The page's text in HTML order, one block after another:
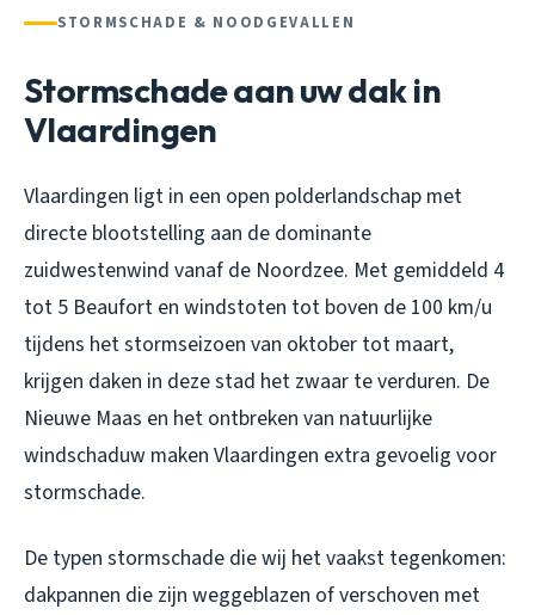
STORMSCHADE & NOODGEVALLEN
Stormschade aan uw dak in
Vlaardingen
Vlaardingen ligt in een open polderlandschap met
directe blootstelling aan de dominante
zuidwestenwind vanaf de Noordzee. Met gemiddeld 4
tot 5 Beaufort en windstoten tot boven de 100 km/u
tijdens het stormseizoen van oktober tot maart,
krijgen daken in deze stad het zwaar te verduren. De
Nieuwe Maas en het ontbreken van natuurlijke
windschaduw maken Vlaardingen extra gevoelig voor
stormschade.
De typen stormschade die wij het vaakst tegenkomen:
dakpannen die zijn weggeblazen of verschoven met